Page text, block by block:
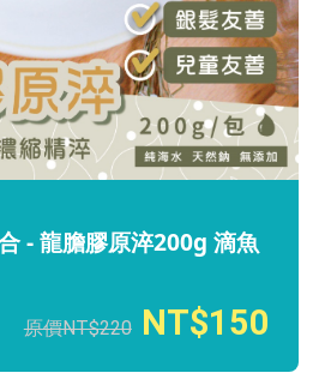
- 龍膽膠原淬200g 滴魚
220 150